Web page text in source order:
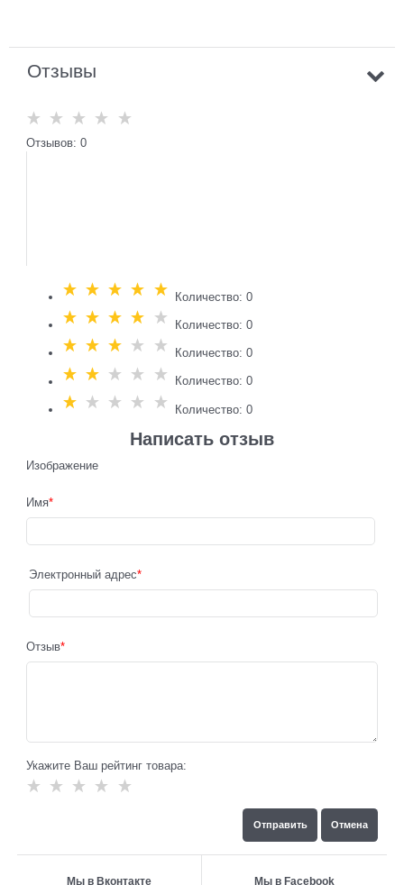
Отзывы
Отзывов: 0
Количество: 0
Количество: 0
Количество: 0
Количество: 0
Количество: 0
Написать отзыв
Изображение
Имя
Электронный адрес
Отзыв
Укажите Ваш рейтинг товара:
Мы в Вконтакте Мы в Facebook